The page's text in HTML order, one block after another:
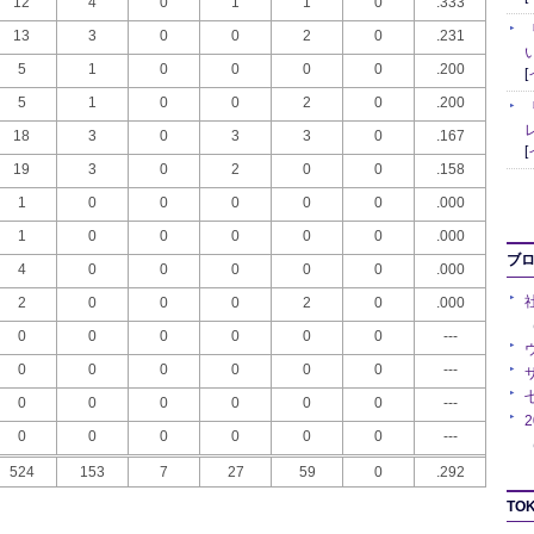
13
3 0 0 2 0
.231
5
1 0 0 0 0
.200
5
1 0 0 2 0
.200
18
3 0 3 3 0
.167
19
3 0 2 0 0
.158
1
0 0 0 0 0
.000
1
0 0 0 0 0
.000
4
0 0 0 0 0
.000
2
0 0 0 2 0
.000
0
0 0 0 0 0
---
0
0 0 0 0 0
---
0
0 0 0 0 0
---
0
0 0 0 0 0 ---
524 153 7 27 59 0 .292
[
[
ブ